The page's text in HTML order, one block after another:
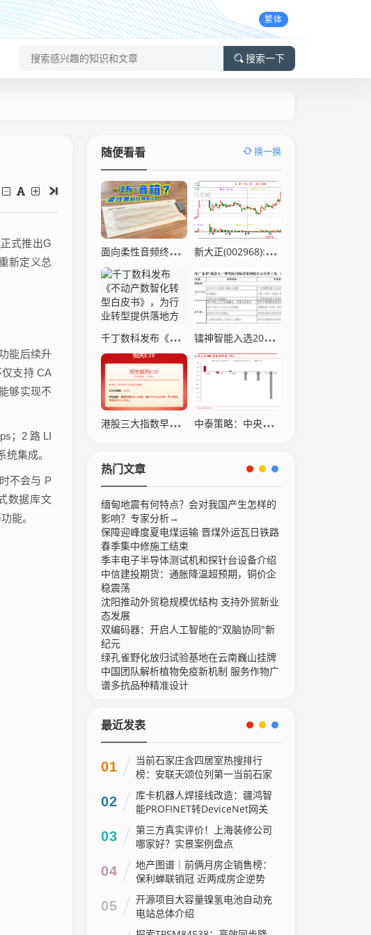
繁体
搜索一下
正式推出G
新定义总
能后续升
支持 CA
够实现不
；2 路 LI
统集成。
不会与 P
数据库文
能。
随便看看 换一换
面向柔性音频终端的时钟选型参考——SJK 温补晶振（TCXO）32.768kHz–125MHz 新大正(002968):第三届董事会第十七次会议决议
千丁数科发布《不动产数智化转型白皮书》，为行业转型提供落地方案 镭神智能入选2025年广东省 “机器人+” 典型应用场景案例名单（第一批）
港股三大指数早盘表现分化 恒指半日涨0.4% 中国生物制药(01177)涨5.02% 中泰策略：中央经济工作会议落地后对市场有何影响？
热门文章
缅甸地震有何特点？会对我国产生怎样的
影响？专家分析→
保障迎峰度夏电煤运输 晋煤外运瓦日铁路
春季集中修施工结束
季丰电子半导体测试机和探针台设备介绍
中信建投期货：通胀降温超预期，铜价企
稳震荡
沈阳推动外贸稳规模优结构 支持外贸新业
态发展
双编码器：开启人工智能的"双脑协同"新
纪元
绿孔雀野化放归试验基地在云南巍山挂牌
中国团队解析植物免疫新机制 服务作物广
谱多抗品种精准设计
最近发表
01
当前石家庄含四居室热搜排行
榜：安联天颂位列第一当前石家
庄含四居室热搜排行榜：安联天
颂位列第一
02
库卡机器人焊接线改造：疆鸿智
能PROFINET转DeviceNet网关
立奇功
03
第三方真实评价！上海装修公司
哪家好？实景案例盘点
04
地产图谱｜前俩月房企销售榜：
保利蝉联销冠 近两成房企逆势
增长
05
开源项目大容量镍氢电池自动充
电站总体介绍